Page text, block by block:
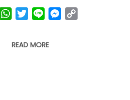
facebookwhatsapp
twitterline messenger
READ MORE